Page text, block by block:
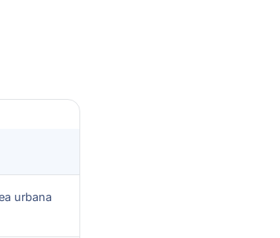
urbana